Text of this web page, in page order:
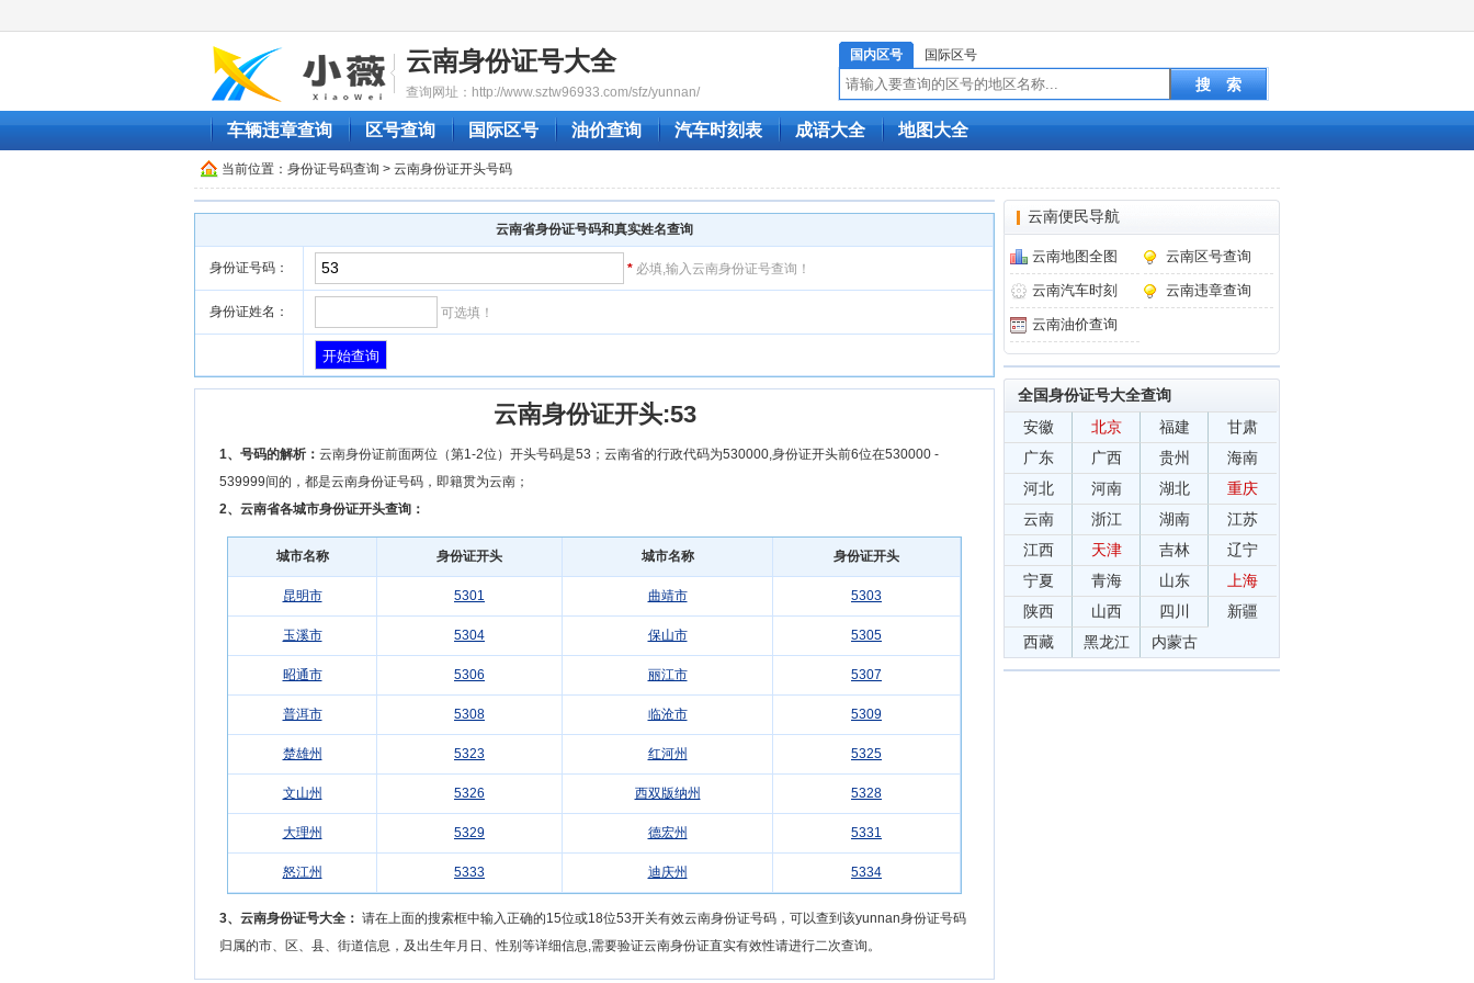
云南身份证号大全
查询网址：http://www.sztw96933.com/sfz/yunnan/
国内区号 国际区号
车辆违章查询 区号查询 国际区号 油价查询 汽车时刻表 成语大全 地图大全
当前位置： 身份证号码查询 > 云南身份证开头号码
云南省身份证号码和真实姓名查询
身份证号码： * 必填,输入云南身份证号查询！
身份证姓名： 可选填！
云南身份证开头:53
1、号码的解析： 云南身份证前面两位（第1-2位）开头号码是53；云南省的行政代码为530000,身份证开头前6位在530000 -
539999间的，都是云南身份证号码，即籍贯为云南；
2、云南省各城市身份证开头查询：
城市名称 身份证开头 城市名称 身份证开头
昆明市 5301 曲靖市 5303
玉溪市 5304 保山市 5305
昭通市 5306 丽江市 5307
普洱市 5308 临沧市 5309
楚雄州 5323 红河州 5325
文山州 5326 西双版纳州 5328
大理州 5329 德宏州 5331
怒江州 5333 迪庆州 5334
3、云南身份证号大全： 请在上面的搜索框中输入正确的15位或18位53开关有效云南身份证号码，可以查到该yunnan身份证号码
归属的市、区、县、街道信息，及出生年月日、性别等详细信息,需要验证云南身份证直实有效性请进行二次查询。
云南便民导航
云南地图全图 云南区号查询
云南汽车时刻 云南违章查询
云南油价查询
全国身份证号大全查询
安徽
北京 福建
甘肃
广东
广西 贵州
海南
河北
河南 湖北
重庆
云南
浙江 湖南
江苏
江西
天津 吉林
辽宁
宁夏
青海 山东
上海
陕西
山西 四川
新疆
西藏
黑龙江 内蒙古